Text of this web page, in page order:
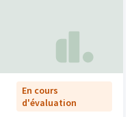
En cours
d'évaluation